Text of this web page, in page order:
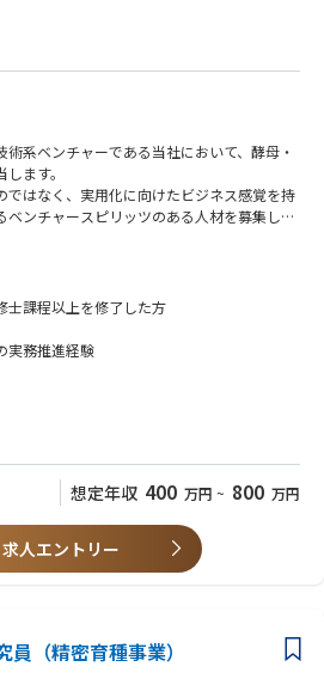
系ベンチャーである当社において、酵母・
ます。
ではなく、実用化に向けたビジネス感覚を持
ベンチャースピリッツのある人材を募集して
事業（ゲノム編集による育種事業）の推進
によって、大企業から中小企業まで企業規
顧客の事業課題に対するソリューションを
はなくコンサルテーション的に協業先と伴走
題を解決します。
じてお任せする業務を相談します。）
酵母・微生物の研究開発業務
やかに開発に取り組む
アントのニーズを把握した上でのスクリー
士課程以上を修了した方
実務推進経験
）
顧客ニーズの把握）を持った研究経験
とができる方
できる方
見つけ、仮説検証を回せる方
想定年収 400 万円 ~ 800 万円
求人エントリー
（精密育種事業）